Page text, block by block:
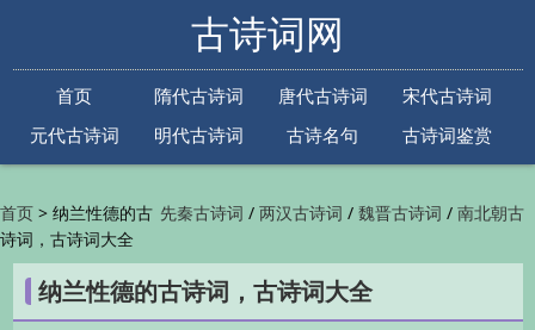
古诗词网
首页 隋代古诗词 唐代古诗词
宋代古诗词
元代古诗词
明代古诗词 古诗名句
古诗词鉴赏
先秦古诗词 /两汉古诗词 /魏晋古诗词 /南北朝古
代古诗词/金朝古诗词/元代古诗词/明代古诗词
/清代古诗词/近现代古诗词/
鉴赏/古诗下一句/古诗上一句/
首页 > 纳兰性德的古
诗词，古诗词大全
纳兰性德的古诗词，古诗词大全